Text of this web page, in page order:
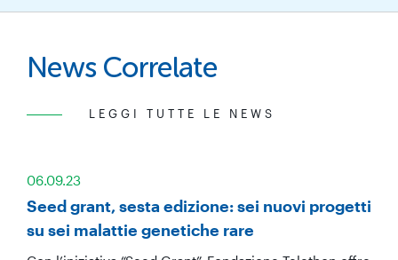
News Correlate
LEGGI TUTTE LE NEWS
06.09.23
Seed grant, sesta edizione: sei nuovi progetti
su sei malattie genetiche rare